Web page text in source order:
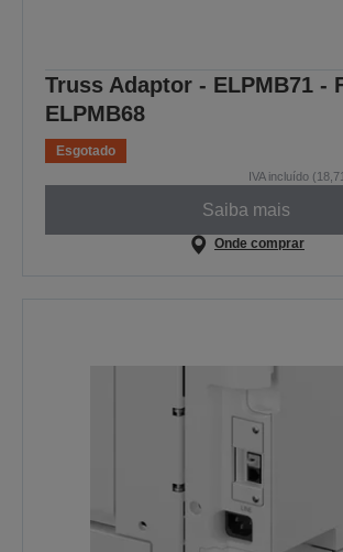
Truss Adaptor - ELPMB71 -
ELPMB68
Esgotado
IVA incluído
Saiba mais
Onde comprar